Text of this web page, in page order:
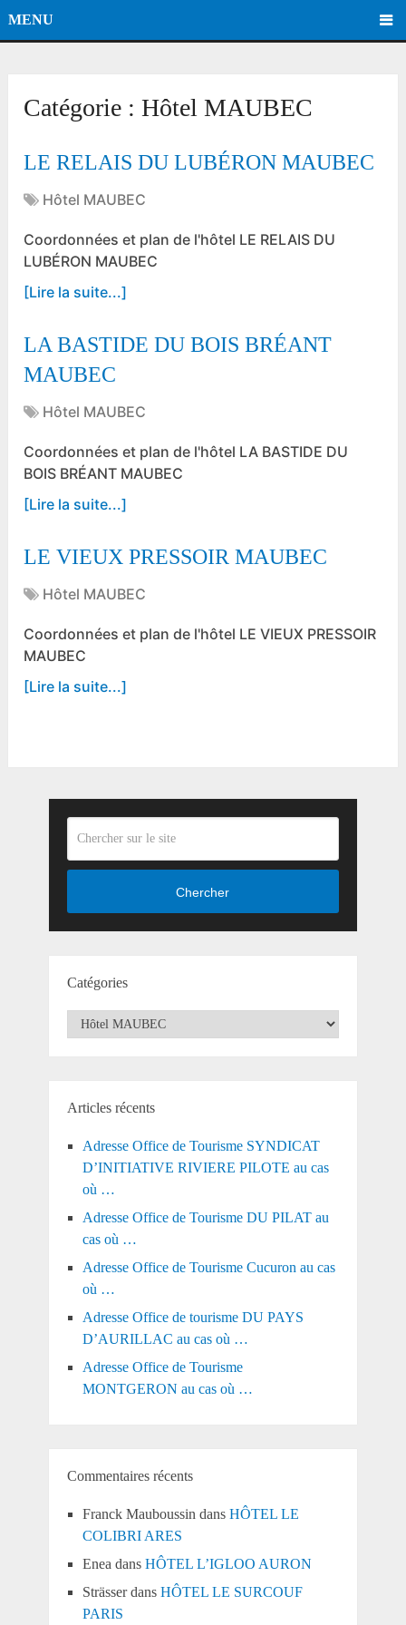
MENU
Catégorie :Hôtel MAUBEC
LE RELAIS DU LUBÉRON MAUBEC
Hôtel MAUBEC
Coordonnées et plan de l'hôtel LE RELAIS DU
LUBÉRON MAUBEC
[Lire la suite...]
LA BASTIDE DU BOIS BRÉANT
MAUBEC
Hôtel MAUBEC
Coordonnées et plan de l'hôtel LA BASTIDE DU
BOIS BRÉANT MAUBEC
[Lire la suite...]
LE VIEUX PRESSOIR MAUBEC
Hôtel MAUBEC
Coordonnées et plan de l'hôtel LE VIEUX PRESSOIR
MAUBEC
[Lire la suite...]
Chercher
Catégories
Catégories
Articles récents
Adresse Office de Tourisme SYNDICAT
D’INITIATIVE RIVIERE PILOTE au cas
où …
Adresse Office de Tourisme DU PILAT au
cas où …
Adresse Office de Tourisme Cucuron au cas
où …
Adresse Office de tourisme DU PAYS
D’AURILLAC au cas où …
Adresse Office de Tourisme
MONTGERON au cas où …
Commentaires récents
Franck Mauboussin dans HÔTEL LE
COLIBRI ARES
Enea dans HÔTEL L’IGLOO AURON
Strässerdans HÔTEL LE SURCOUF
PARIS